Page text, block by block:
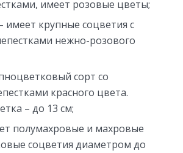
имеет розовые цветы;
имеет крупные соцветия с
нежно-розового
сорт со
красного цвета.
– до 13 см;
полумахровые и махровые
соцветия диаметром до